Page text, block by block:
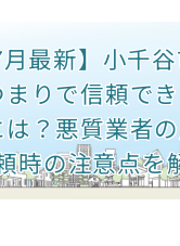
月最新】小千
りで信頼で
？悪質業者
時の注意点を